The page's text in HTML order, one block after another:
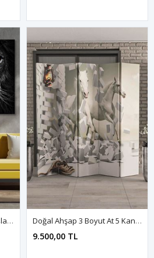
Kahverengi Gözlü Siyah Aslan Kanvas Duvar Tablo 4452420 Doğal Ahşap 3 Boyut At 5 Kanat Paravan Seperatör Oda Bölme
9.500,00 TL